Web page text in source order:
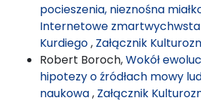
pocieszenia, nieznośna
Internetowe
Kurdiego, Załącznik
Robert Boroch,Wokół
hipotezy o źródłach mowy
naukowa, Załącznik